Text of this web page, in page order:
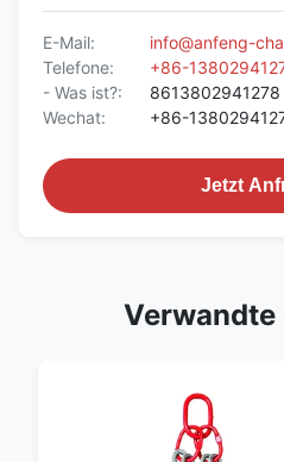
E-Mail:
info@anfeng-
Telefone:
+86-
- Was ist?:
8613802941278
Wechat:
+86-
Jetzt
Verwandte